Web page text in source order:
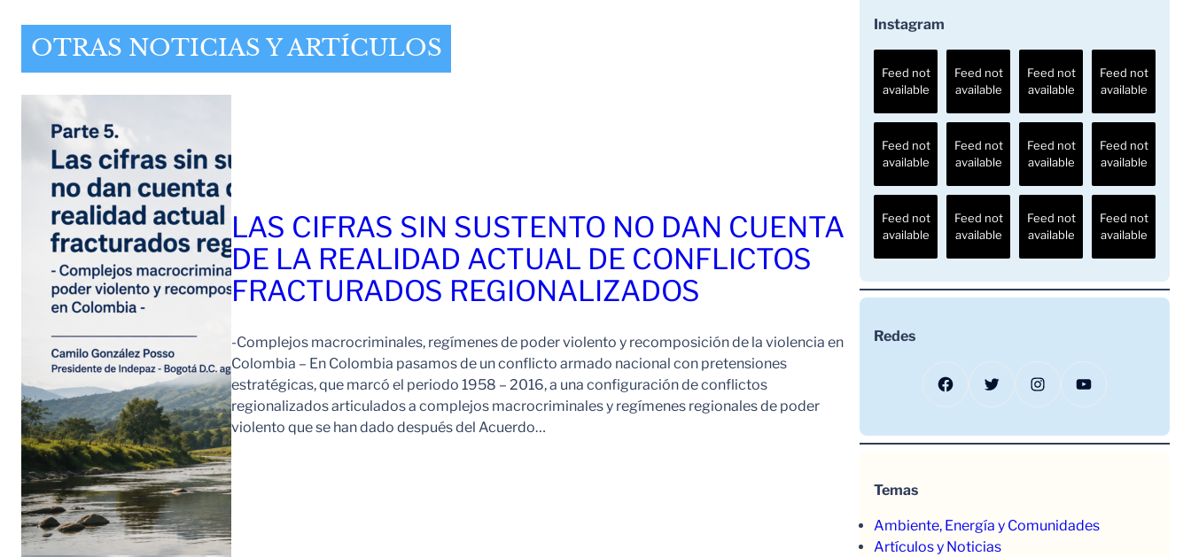
OTRAS NOTICIAS Y ARTÍCULOS
LAS CIFRAS SIN SUSTENTO NO DAN CUENTA
DE LA REALIDAD ACTUAL DE CONFLICTOS
FRACTURADOS REGIONALIZADOS
-Complejos macrocriminales, regímenes de poder violento y recomposición de la violencia en
Colombia – En Colombia pasamos de un conflicto armado nacional con pretensiones
estratégicas, que marcó el periodo 1958 – 2016, a una configuración de conflictos
regionalizados articulados a complejos macrocriminales y regímenes regionales de poder
violento que se han dado después del Acuerdo…
Instagram
Feed not
available
Feed not
available
Feed not
available
Feed not
available
Feed not
available
Feed not
available
Feed not
available
Feed not
available
Feed not
available
Feed not
available
Feed not
available
Feed not
available
Redes
Facebook Twitter Instagram YouTube
Temas
Ambiente, Energía y Comunidades
Artículos y Noticias